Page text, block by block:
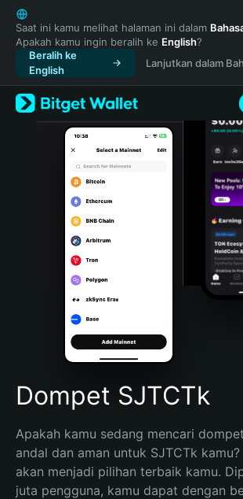
English
日本語
Tiếng Việt
Русский
Español (Latinoamérica)
Türkçe
Italiano
Português (Portugal)
Bahasa Indonesia
Português (Brasil)
Español (Argentina)
Saat ini kamu melihat halaman ini dalam
Apakah kamu ingin beralih ke English?
Beralih ke
English
Lanjutkan dalam
Dompet SJTCTk
Apakah kamu sedang mencari
andal dan aman untuk SJTCTk
akan menjadi pilihan terbaik kamu.
juta pengguna, kamu dapat dengan